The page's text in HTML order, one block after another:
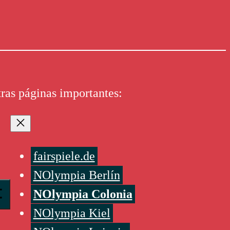
páginas importantes:
fairspiele.de
NOlympia Berlín
NOlympia Colonia
NOlympia Kiel